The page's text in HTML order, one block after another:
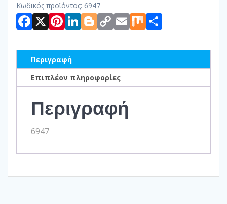
Κωδικός προϊόντος: 6947
Facebook
X Pinterest
LinkedIn
Blogger
Copy
Link
Email
Mix
Περιγραφή
Επιπλέον πληροφορίες
Περιγραφή
6947